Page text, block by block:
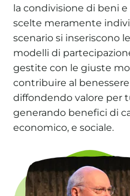
la condivisione di beni
scelte meramente
scenario si inseriscono
modelli di
gestite con le giuste
contribuire al
diffondendo valore per
generando benefici di
economico, e sociale.